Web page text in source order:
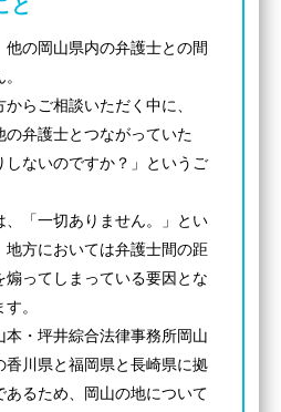
と
他の岡山県内の弁護士との間
らご相談いただく中に、
の弁護士とつながっていた
しないのですか？」というご
、「一切ありません。」とい
地方においては弁護士間の距
煽ってしまっている要因とな
。
本・坪井綜合法律事務所岡山
香川県と福岡県と長崎県に拠
あるため、岡山の地について